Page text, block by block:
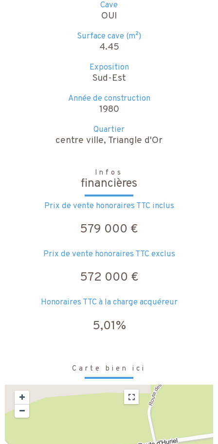
Cave
OUI
Surface cave (m²)
4.45
Exposition
Sud-Est
Année de construction
1980
Quartier
centre ville, Triangle d'Or
Infos
financières
Prix de vente honoraires TTC inclus
579 000 €
Prix de vente honoraires TTC exclus
572 000 €
Honoraires TTC à la charge acquéreur
5,01%
Carte bien ici